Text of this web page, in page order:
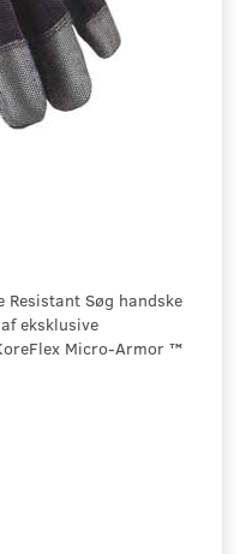
Resistant Søg handske
eksklusive
Micro-Armor ™